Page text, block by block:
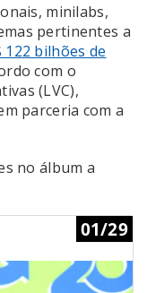
minilabs,
pertinentes a
122 bilhões de
com o
(LVC),
parceria com a
no álbum a
01/29